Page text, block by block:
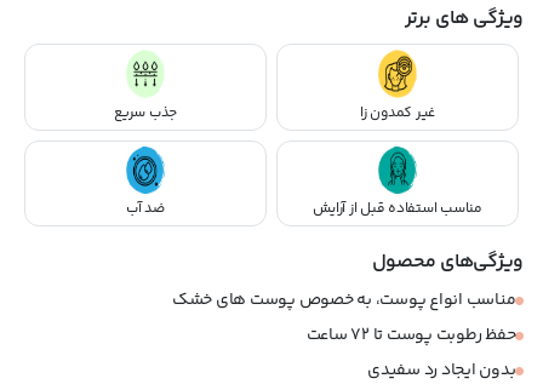
ویژگی های برتر
غیر کمدون زا جذب سریع
مناسب استفاده قبل از آرایش ضد آب
ویژگی‌های محصول
مناسب انواع پوست، به خصوص پوست های خشک
حفظ رطوبت پوست تا 72 ساعت
بدون ایجاد رد سفیدی